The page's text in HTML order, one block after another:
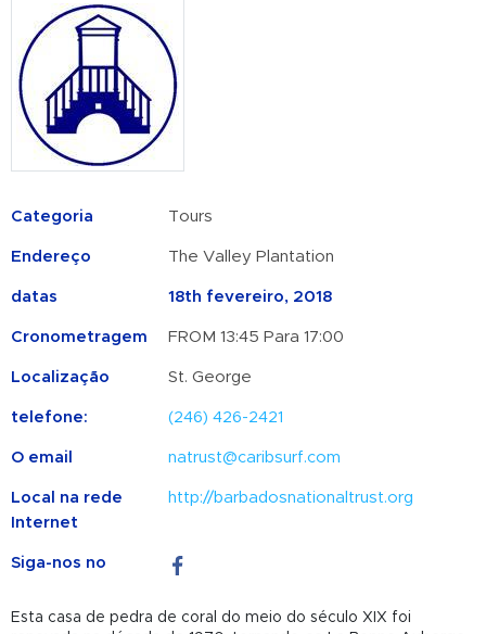
Categoria Tours
Endereço The Valley Plantation
datas 18th fevereiro, 2018
Cronometragem FROM 13:45 Para 17:00
Localização St. George
telefone: (246) 426-2421
O email natrust@caribsurf.com
Local na rede
Internet
http://barbadosnationaltrust.org
Siga-nos no
Esta casa de pedra de coral do meio do século XIX foi